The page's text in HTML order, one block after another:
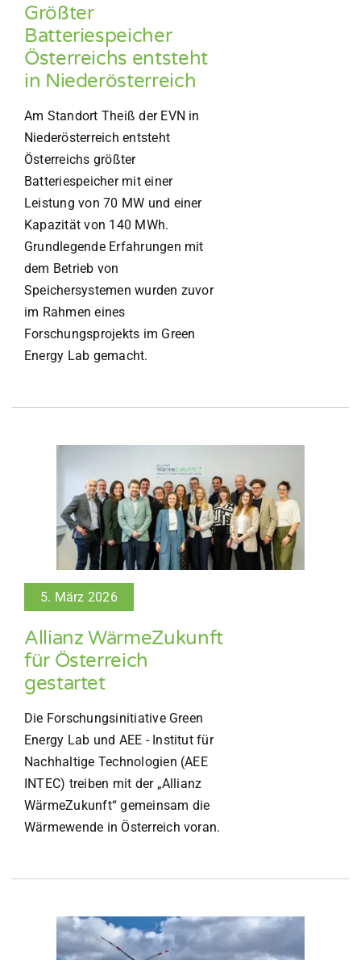
Größter
Batteriespeicher
Österreichs entsteht
in Niederösterreich
Am Standort Theiß der EVN in
Niederösterreich entsteht
Österreichs größter
Batteriespeicher mit einer
Leistung von 70 MW und einer
Kapazität von 140 MWh.
Grundlegende Erfahrungen mit
dem Betrieb von
Speichersystemen wurden zuvor
im Rahmen eines
Forschungsprojekts im Green
Energy Lab gemacht.
5. März 2026
Allianz WärmeZukunft
für Österreich
gestartet
Die Forschungsinitiative Green
Energy Lab und AEE - Institut für
Nachhaltige Technologien (AEE
INTEC) treiben mit der „Allianz
WärmeZukunft“ gemeinsam die
Wärmewende in Österreich voran.